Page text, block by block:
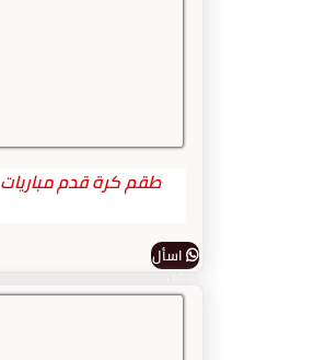
طقم كرة قدم مباريات
اسأل
عن
المنتج